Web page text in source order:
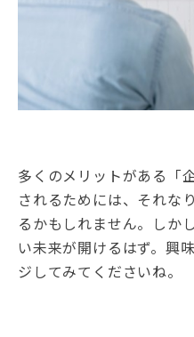
多くのメリットがある「
されるためには、それな
るかもしれません。しか
い未来が開けるはず。興
ジしてみてくださいね。